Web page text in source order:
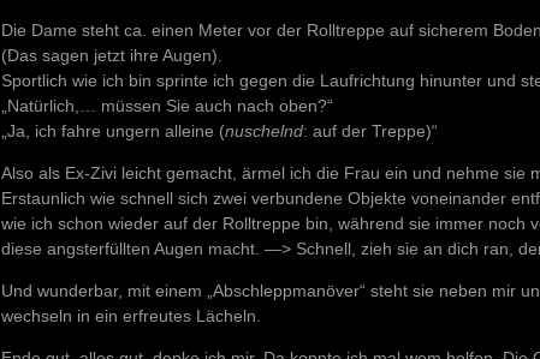
Die Dame steht ca. einen Meter vor der Rolltreppe auf sicherem
(Das sagen jetzt ihre Augen).
Sportlich wie ich bin sprinte ich gegen die Laufrichtung hinunter und
„Natürlich,… müssen Sie auch nach oben?“
„Ja, ich fahre ungern alleine (nuschelnd: auf der Treppe)“
Also als Ex-Zivi leicht gemacht, ärmel ich die Frau ein und nehme sie
Erstaunlich wie schnell sich zwei verbundene Objekte voneinander
wie ich schon wieder auf der Rolltreppe bin, während sie immer noch
diese angsterfüllten Augen macht. —> Schnell, zieh sie an dich ran,
Und wunderbar, mit einem „Abschleppmanöver“ steht sie neben mir
wechseln in ein erfreutes Lächeln.